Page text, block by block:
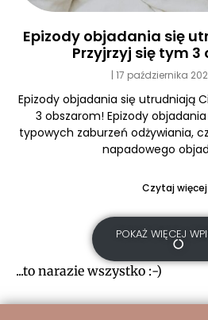
Epizody objadania się
Przyjrzyj się tym
17 października
Epizody objadania się utrudniają
3 obszarom! Epizody
typowych zaburzeń odżywiania,
napadowego
Czytaj więcej
POKAŻ WIĘCEJ
...to narazie wszystko :-)